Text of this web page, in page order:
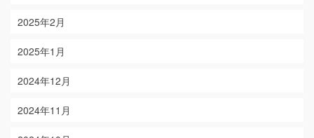
2025年2月
2025年1月
2024年12月
2024年11月